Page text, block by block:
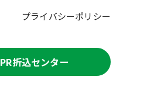
プライバシーポリシー
PR折込センター